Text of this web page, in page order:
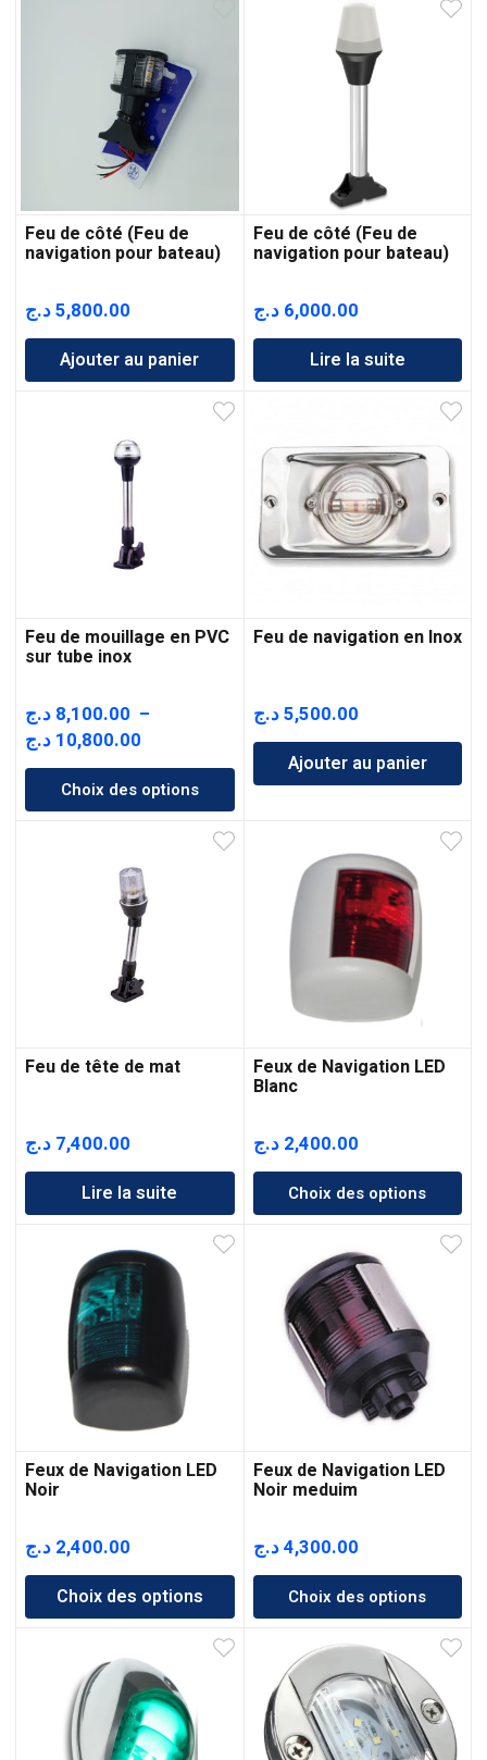
Feu de côté (Feu de
navigation pour bateau)
5,800.00د.ج
Ajouter au panier
Feu de côté (Feu de
navigation pour bateau)
6,000.00 د.ج
Lire la suite
Feu de mouillage en PVC
sur tube inox
8,100.00 د.ج
–
10,800.00 د.ج
de
prix :
8,100.00 د.ج
Choix des options
Feu de navigation en Inox
5,500.00د.ج
Ajouter au panier
Feu de tête de mat
7,400.00 د.ج
Lire la suite
Feux de Navigation LED
Blanc
2,400.00 د.ج
Choix des options
Feux de Navigation LED
Noir
2,400.00 د.ج
Choix des options
Feux de Navigation LED
Noir meduim
4,300.00د.ج
Choix des options